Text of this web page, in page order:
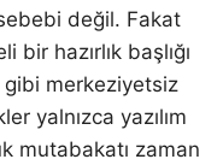
değil. Fakat
hazırlık başlığı
merkeziyetsiz
yalnızca yazılım
mutabakatı zaman